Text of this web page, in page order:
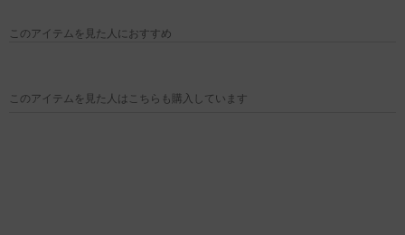
このアイテムを見た人におすすめ
このアイテムを見た人はこちらも購入しています